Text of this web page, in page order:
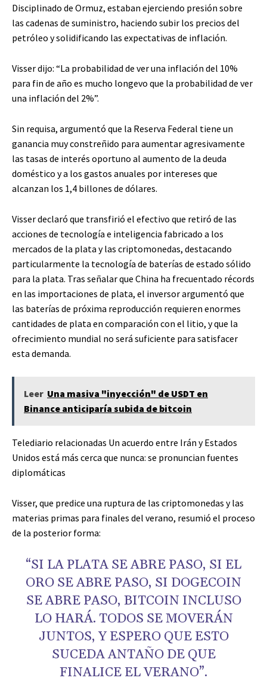
Disciplinado de Ormuz, estaban ejerciendo presión sobre
las cadenas de suministro, haciendo subir los precios del
petróleo y solidificando las expectativas de inflación.
Visser dijo: “La probabilidad de ver una inflación del 10%
para fin de año es mucho longevo que la probabilidad de ver
una inflación del 2%”.
Sin requisa, argumentó que la Reserva Federal tiene un
ganancia muy constreñido para aumentar agresivamente
las tasas de interés oportuno al aumento de la deuda
doméstico y a los gastos anuales por intereses que
alcanzan los 1,4 billones de dólares.
Visser declaró que transfirió el efectivo que retiró de las
acciones de tecnología e inteligencia fabricado a los
mercados de la plata y las criptomonedas, destacando
particularmente la tecnología de baterías de estado sólido
para la plata. Tras señalar que China ha frecuentado récords
en las importaciones de plata, el inversor argumentó que
las baterías de próxima reproducción requieren enormes
cantidades de plata en comparación con el litio, y que la
ofrecimiento mundial no será suficiente para satisfacer
esta demanda.
Leer Una masiva "inyección" de USDT en
Binance anticiparía subida de bitcoin
Telediario relacionadas Un acuerdo entre Irán y Estados
Unidos está más cerca que nunca: se pronuncian fuentes
diplomáticas
Visser, que predice una ruptura de las criptomonedas y las
materias primas para finales del verano, resumió el proceso
de la posterior forma:
“SI LA PLATA SE ABRE PASO, SI EL
ORO SE ABRE PASO, SI DOGECOIN
SE ABRE PASO, BITCOIN INCLUSO
LO HARÁ. TODOS SE MOVERÁN
JUNTOS, Y ESPERO QUE ESTO
SUCEDA ANTAÑO DE QUE
FINALICE EL VERANO”.